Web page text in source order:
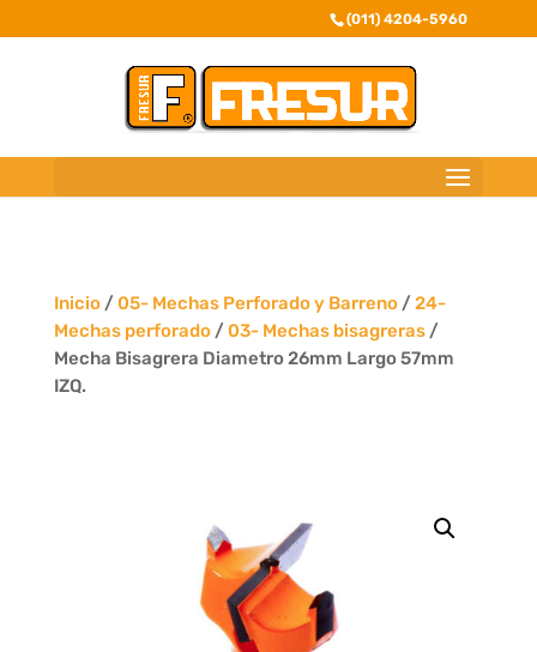
(011) 4204-5960
Inicio/ 05- Mechas Perforado y Barreno/ 24-
Mechas perforado/ 03- Mechas bisagreras/
Mecha Bisagrera Diametro 26mm Largo 57mm
IZQ.